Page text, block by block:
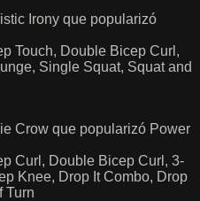
Irony que popularizó
Touch, Double Bicep Curl,
Single Squat, Squat and
Crow que popularizó Power
Curl, Double Bicep Curl, 3-
Knee, Drop It Combo, Drop
Turn